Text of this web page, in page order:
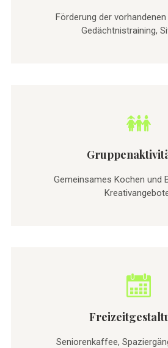
Förderung der
Gedächtnistraining,
Gemeinsames Kochen und
Seniorenkaffee,